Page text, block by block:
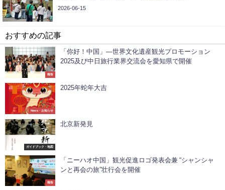
2026-06-15
おすすめの記事
報告
「你好！中国」―世界文化遺産観光プロモーション
2025及び中日旅行業界交流会を愛知県で開催
News・お知らせ
2025年蛇年大吉
ガイドブック・地図
北京新発見
報告
「ニーハオ中国」観光促進ロゴ発表会兼 “シャンシャ
ンと再会の旅”壮行会を開催